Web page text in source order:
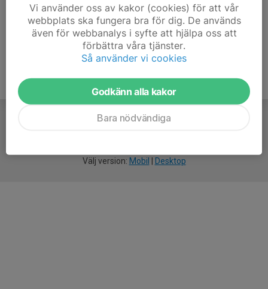
Välj version: Mobil Desktop
Vi använder oss av kakor (cookies) för att vår
webbplats ska fungera bra för dig. De används
även för webbanalys i syfte att hjälpa oss att
förbättra våra tjänster.
Så använder vi cookies
Godkänn alla kakor
Bara nödvändiga